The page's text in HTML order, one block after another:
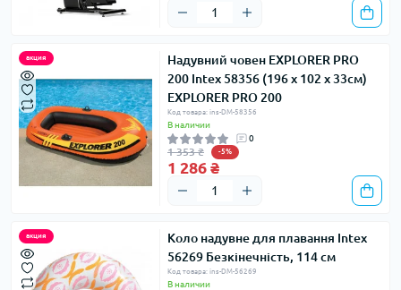
акция
Надувний човен EXPLORER PRO
200 Intex 58356 (196 x 102 x 33см)
EXPLORER PRO 200
Код товара: ins-DM-58356
В наличии
0
1 353 ₴ -5%
1 286 ₴
акция
Коло надувне для плавання Intex
56269 Безкінечність, 114 см
Код товара: ins-DM-56269
В наличии